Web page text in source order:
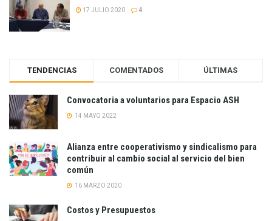
17 JULIO 2020 4
TENDENCIAS COMENTADOS ÚLTIMAS
Convocatoria a voluntarios para Espacio ASH
14 MAYO 2022
Alianza entre cooperativismo y sindicalismo para
contribuir al cambio social al servicio del bien
común
16 MARZO 2020
Costos y Presupuestos